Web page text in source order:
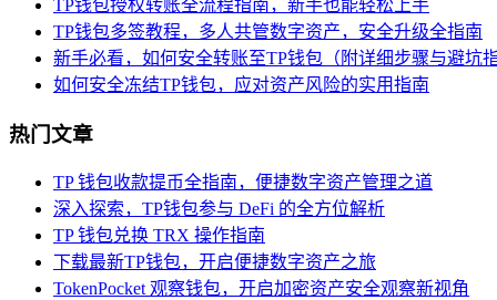
TP钱包授权转账全流程指南，新手也能轻松上手
TP钱包多签教程，多人共管数字资产，安全升级全指南
新手必看，如何安全转账至TP钱包（附详细步骤与避坑
如何安全冻结TP钱包，应对资产风险的实用指南
热门文章
TP 钱包收款提币全指南，便捷数字资产管理之道
深入探索，TP钱包参与 DeFi 的全方位解析
TP 钱包兑换 TRX 操作指南
下载最新TP钱包，开启便捷数字资产之旅
TokenPocket 观察钱包，开启加密资产安全观察新视角